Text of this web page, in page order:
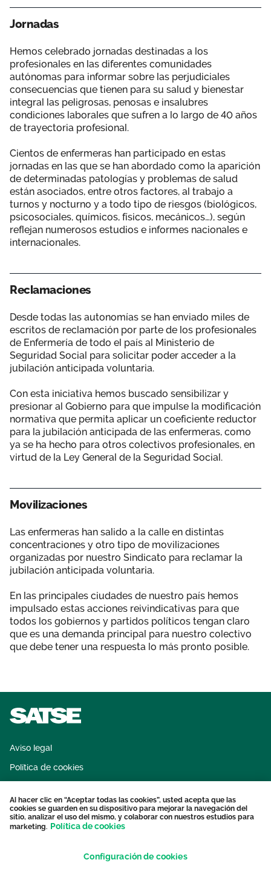
Jornadas
Hemos celebrado jornadas destinadas a los
profesionales en las diferentes comunidades
autónomas para informar sobre las perjudiciales
consecuencias que tienen para su salud y bienestar
integral las peligrosas, penosas e insalubres
condiciones laborales que sufren a lo largo de 40 años
de trayectoria profesional.
Cientos de enfermeras han participado en estas
jornadas en las que se han abordado como la aparición
de determinadas patologías y problemas de salud
están asociados, entre otros factores, al trabajo a
turnos y nocturno y a todo tipo de riesgos (biológicos,
psicosociales, químicos, físicos, mecánicos…), según
reflejan numerosos estudios e informes nacionales e
internacionales.
Reclamaciones
Desde todas las autonomías se han enviado miles de
escritos de reclamación por parte de los profesionales
de Enfermería de todo el país al Ministerio de
Seguridad Social para solicitar poder acceder a la
jubilación anticipada voluntaria.
Con esta iniciativa hemos buscado sensibilizar y
presionar al Gobierno para que impulse la modificación
normativa que permita aplicar un coeficiente reductor
para la jubilación anticipada de las enfermeras, como
ya se ha hecho para otros colectivos profesionales, en
virtud de la Ley General de la Seguridad Social.
Movilizaciones
Las enfermeras han salido a la calle en distintas
concentraciones y otro tipo de movilizaciones
organizadas por nuestro Sindicato para reclamar la
jubilación anticipada voluntaria.
En las principales ciudades de nuestro país hemos
impulsado estas acciones reivindicativas para que
todos los gobiernos y partidos políticos tengan claro
que es una demanda principal para nuestro colectivo
que debe tener una respuesta lo más pronto posible.
Aviso legal
Política de cookies
Protección datos personales
Contacto
Al hacer clic en “Aceptar todas las cookies”, usted acepta que las
cookies se guarden en su dispositivo para mejorar la navegación del
sitio, analizar el uso del mismo, y colaborar con nuestros estudios para
marketing. Política de cookies
Configuración de cookies